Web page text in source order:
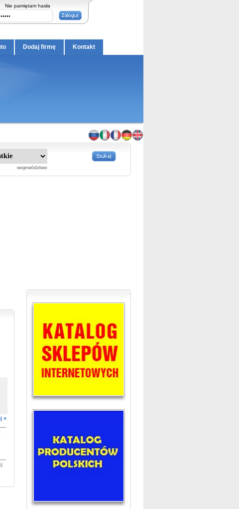
Nie pamiętam hasła
Dodaj firmę Kontakt
województwo
»